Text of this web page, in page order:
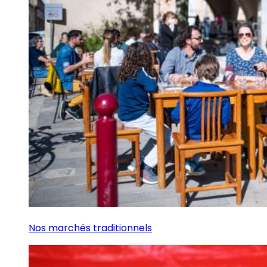
Nos marchés traditionnels